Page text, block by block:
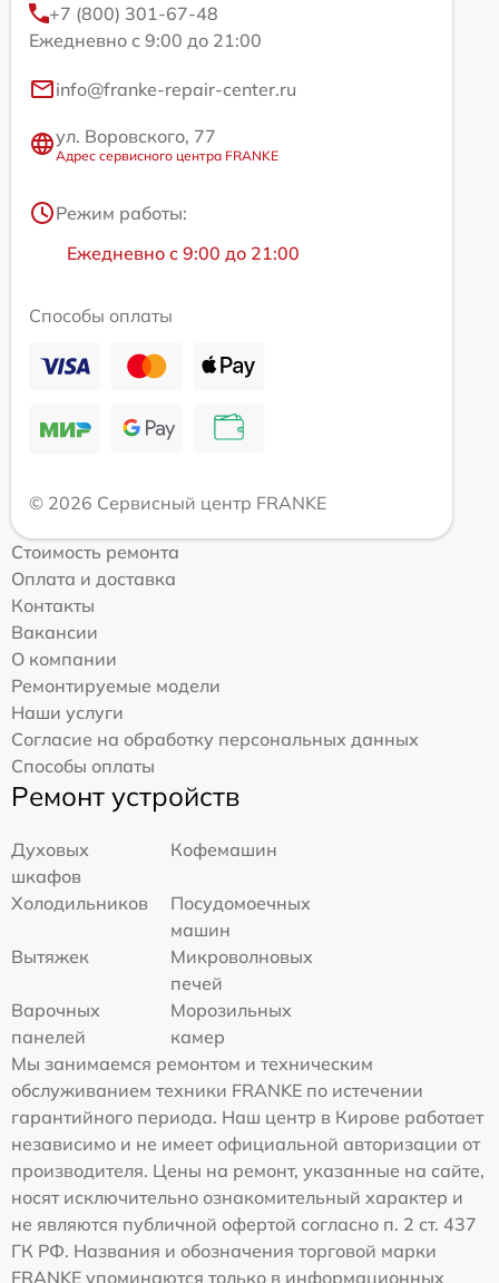
+7 (800) 301-67-48
Ежедневно с 9:00 до 21:00
info@franke-repair-center.ru
ул. Воровского, 77
Адрес сервисного центра FRANKE
Режим работы:
Ежедневно с 9:00 до 21:00
Способы оплаты
© 2026 Сервисный центр FRANKE
Стоимость ремонта
Оплата и доставка
Контакты
Вакансии
О компании
Ремонтируемые модели
Наши услуги
Согласие на обработку персональных данных
Способы оплаты
Ремонт устройств
Духовых
шкафов
Кофемашин
Холодильников
Посудомоечных
машин
Вытяжек
Микроволновых
печей
Варочных
панелей
Морозильных
камер
Мы занимаемся ремонтом и техническим
обслуживанием техники FRANKE по истечении
гарантийного периода. Наш центр в Кирове работает
независимо и не имеет официальной авторизации от
производителя. Цены на ремонт, указанные на сайте,
носят исключительно ознакомительный характер и
не являются публичной офертой согласно п. 2 ст. 437
ГК РФ. Названия и обозначения торговой марки
FRANKE упоминаются только в информационных